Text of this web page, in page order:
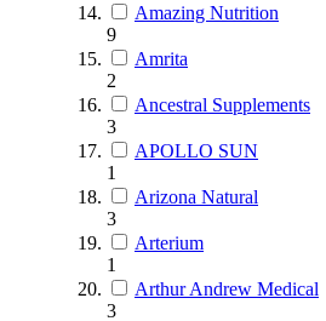
Amazing Nutrition
9
Amrita
2
Ancestral Supplements
3
APOLLO SUN
1
Arizona Natural
3
Arterium
1
Arthur Andrew Medical
3